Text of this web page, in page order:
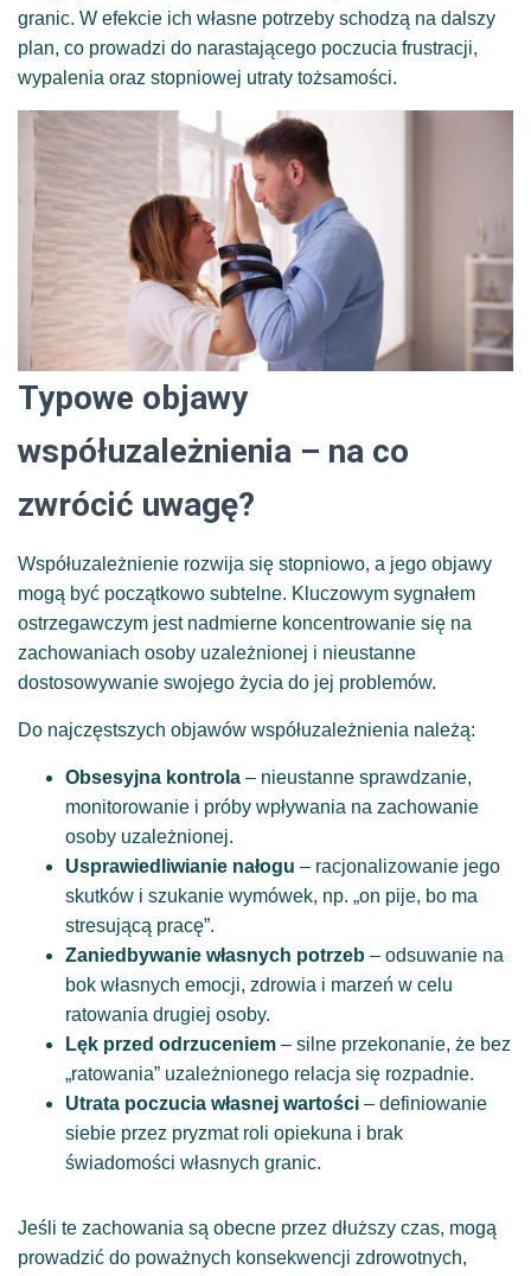
granic. W efekcie ich własne potrzeby schodzą na dalszy
plan, co prowadzi do narastającego poczucia frustracji,
wypalenia oraz stopniowej utraty tożsamości.
Typowe objawy
współuzależnienia – na co
zwrócić uwagę?
Współuzależnienie rozwija się stopniowo, a jego objawy
mogą być początkowo subtelne. Kluczowym sygnałem
ostrzegawczym jest nadmierne koncentrowanie się na
zachowaniach osoby uzależnionej i nieustanne
dostosowywanie swojego życia do jej problemów.
Do najczęstszych objawów współuzależnienia należą:
Obsesyjna kontrola – nieustanne sprawdzanie,
monitorowanie i próby wpływania na zachowanie
osoby uzależnionej.
Usprawiedliwianie nałogu – racjonalizowanie jego
skutków i szukanie wymówek, np. „on pije, bo ma
stresującą pracę”.
Zaniedbywanie własnych potrzeb – odsuwanie na
bok własnych emocji, zdrowia i marzeń w celu
ratowania drugiej osoby.
Lęk przed odrzuceniem – silne przekonanie, że bez
„ratowania” uzależnionego relacja się rozpadnie.
Utrata poczucia własnej wartości – definiowanie
siebie przez pryzmat roli opiekuna i brak
świadomości własnych granic.
Jeśli te zachowania są obecne przez dłuższy czas, mogą
prowadzić do poważnych konsekwencji zdrowotnych,